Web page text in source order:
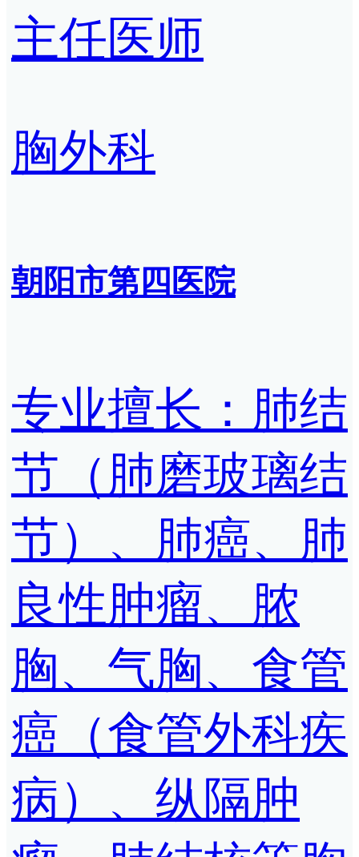
主任医师
胸外科
朝阳市第四医院
专业擅长：肺结
节（肺磨玻璃结
节）、肺癌、肺
良性肿瘤、脓
胸、气胸、食管
癌（食管外科疾
病）、纵隔肿